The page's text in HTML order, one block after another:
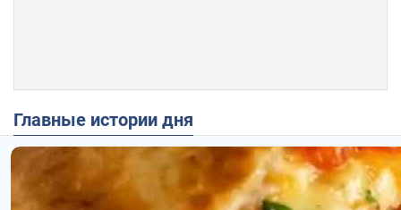
Главные истории дня